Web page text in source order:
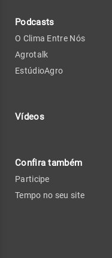
Podcasts
O Clima Entre Nós
Agrotalk
EstúdioAgro
Vídeos
Confira também
Participe
Tempo no seu site